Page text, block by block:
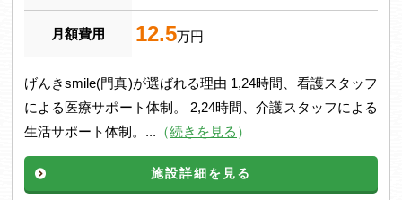
月額費用 12.5万円
げんきsmile(門真)が選ばれる理由 1,24時間、看護スタッフ
による医療サポート体制。 2,24時間、介護スタッフによる
生活サポート体制。... （続きを見る ）
施設詳細を見る